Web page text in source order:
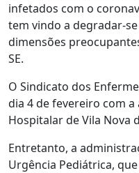
infetados com o
tem vindo a degradar-
dimensões
SE.
O Sindicato dos
dia 4 de fevereiro com
Hospitalar de Vila Nova
Entretanto, a
Urgência Pediátrica,